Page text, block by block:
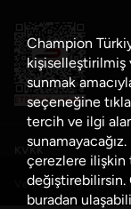
KVKK
Veri Güvenliği Politikası
Champion
kişiselleştirilmiş
sunmak
seçeneğine
tercih ve ilgi
çerezlere
değiştirebilirsin.
buradan